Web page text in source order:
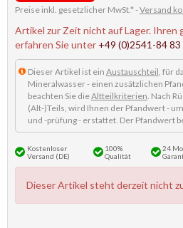
Preise inkl. gesetzlicher MwSt.* -Versand
Artikel zur Zeit nicht auf Lager. Ihren
erfahren Sie unter +49 (0)2541-84 83
Dieser Artikel ist ein Austauschteil, für
Mineralwasser - einen zusätzlichen
beachten Sie dieAltteilkriterien. Nach
(Alt-)Teils, wird Ihnen der Pfandwert -
und -prüfung - erstattet. Der Pfandwert
Kostenloser
Versand (DE)
100%
Qualität
24
Dieser Artikel steht derzeit nicht